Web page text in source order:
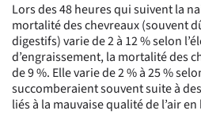
Lors des 48 heures qui suivent la
mortalité des chevreaux (souvent
digestifs) varie de 2 à 12 % selon
d’engraissement, la mortalité des
de 9 %. Elle varie de 2 % à 25 %
succomberaient souvent suite à
liés à la mauvaise qualité de l’air